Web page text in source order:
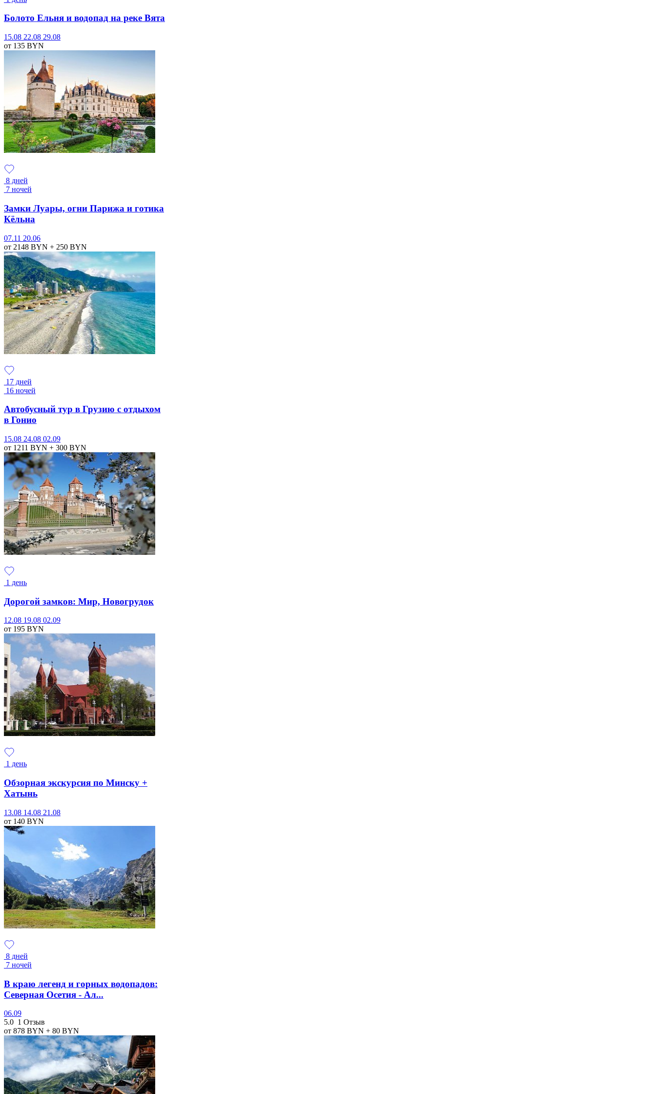
Болото Ельня и водопад на реке Вята
15.08 22.08 29.08
от 135 BYN
8 дней
7 ночей
Замки Луары, огни Парижа и готика
Кёльна
07.11 20.06
от 2148 BYN + 250 BYN
17 дней
16 ночей
Автобусный тур в Грузию с отдыхом
в Гонио
15.08 24.08 02.09
от 1211 BYN + 300 BYN
1 день
Дорогой замков: Мир, Новогрудок
12.08 19.08 02.09
от 195 BYN
1 день
Обзорная экскурсия по Минску +
Хатынь
13.08 14.08 21.08
от 140 BYN
8 дней
7 ночей
В краю легенд и горных водопадов:
Северная Осетия - Ал...
06.09
5.0 1 Отзыв
от 878 BYN + 80 BYN